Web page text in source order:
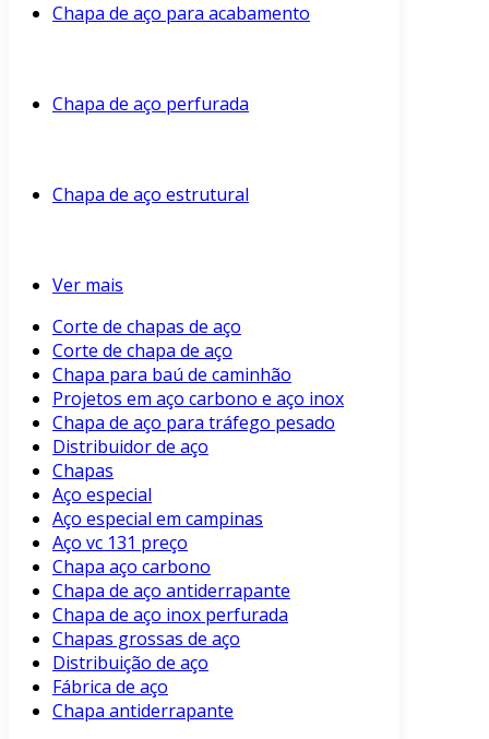
Chapa de aço para acabamento
Chapa de aço perfurada
Chapa de aço estrutural
Ver mais
Corte de chapas de aço
Corte de chapa de aço
Chapa para baú de caminhão
Projetos em aço carbono e aço inox
Chapa de aço para tráfego pesado
Distribuidor de aço
Chapas
Aço especial
Aço especial em campinas
Aço vc 131 preço
Chapa aço carbono
Chapa de aço antiderrapante
Chapa de aço inox perfurada
Chapas grossas de aço
Distribuição de aço
Fábrica de aço
Chapa antiderrapante